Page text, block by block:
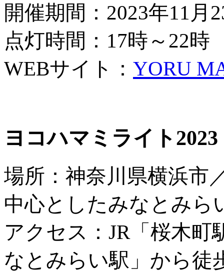
開催期間：2023年11月
点灯時間：17時～22時
WEBサイト： YORU
ヨコハマミライト2023
場所：神奈川県横浜市
中心としたみなとみら
アクセス：JR「桜木町
なとみらい駅」から徒